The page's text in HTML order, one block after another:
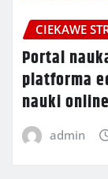
CIEKAWE
Portal
platforma
nauki online
admin